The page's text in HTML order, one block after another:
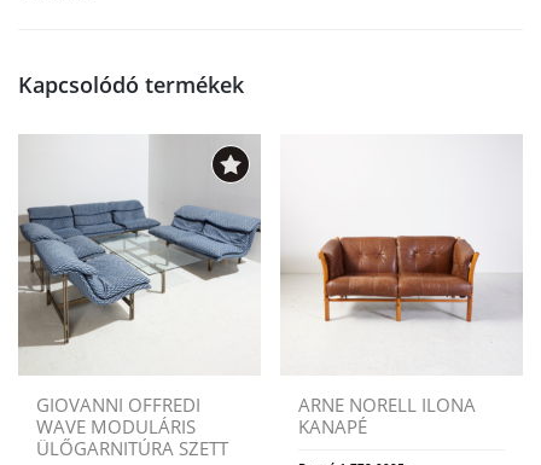
Kapcsolódó termékek
GIOVANNI OFFREDI
WAVE MODULÁRIS
ÜLŐGARNITÚRA SZETT
ARNE NORELL ILONA
KANAPÉ